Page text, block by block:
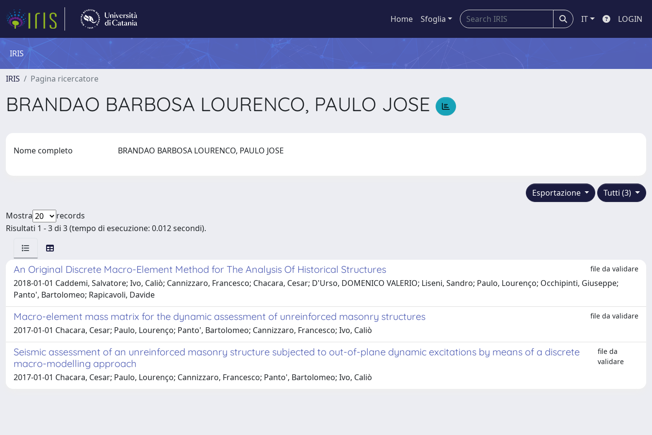
Home Sfoglia IT LOGIN
IRIS
IRIS Pagina ricercatore
BRANDAO BARBOSA LOURENCO, PAULO JOSE
Nome completo BRANDAO BARBOSA LOURENCO, PAULO JOSE
Tutti (3)
Esportazione
Mostra
records
Risultati 1 - 3 di 3 (tempo di esecuzione: 0.012 secondi).
An Original Discrete Macro-Element Method for The Analysis Of Historical Structures file da validare
2018-01-01 Caddemi, Salvatore; Ivo, Caliò; Cannizzaro, Francesco; Chacara, Cesar; D'Urso, DOMENICO VALERIO; Liseni, Sandro; Paulo, Lourenço; Occhipinti, Giuseppe;
Panto', Bartolomeo; Rapicavoli, Davide
Macro-element mass matrix for the dynamic assessment of unreinforced masonry structures file da validare
2017-01-01 Chacara, Cesar; Paulo, Lourenço; Panto', Bartolomeo; Cannizzaro, Francesco; Ivo, Caliò
Seismic assessment of an unreinforced masonry structure subjected to out-of-plane dynamic excitations by means of a discrete
macro-modelling approach
file da
validare
2017-01-01 Chacara, Cesar; Paulo, Lourenço; Cannizzaro, Francesco; Panto', Bartolomeo; Ivo, Caliò